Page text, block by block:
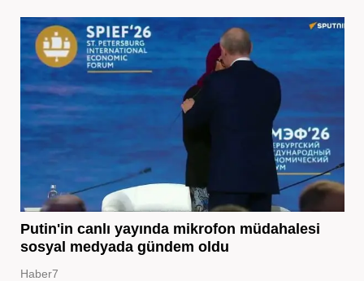
Putin'in canlı yayında mikrofon müdahalesi
sosyal medyada gündem oldu
Haber7